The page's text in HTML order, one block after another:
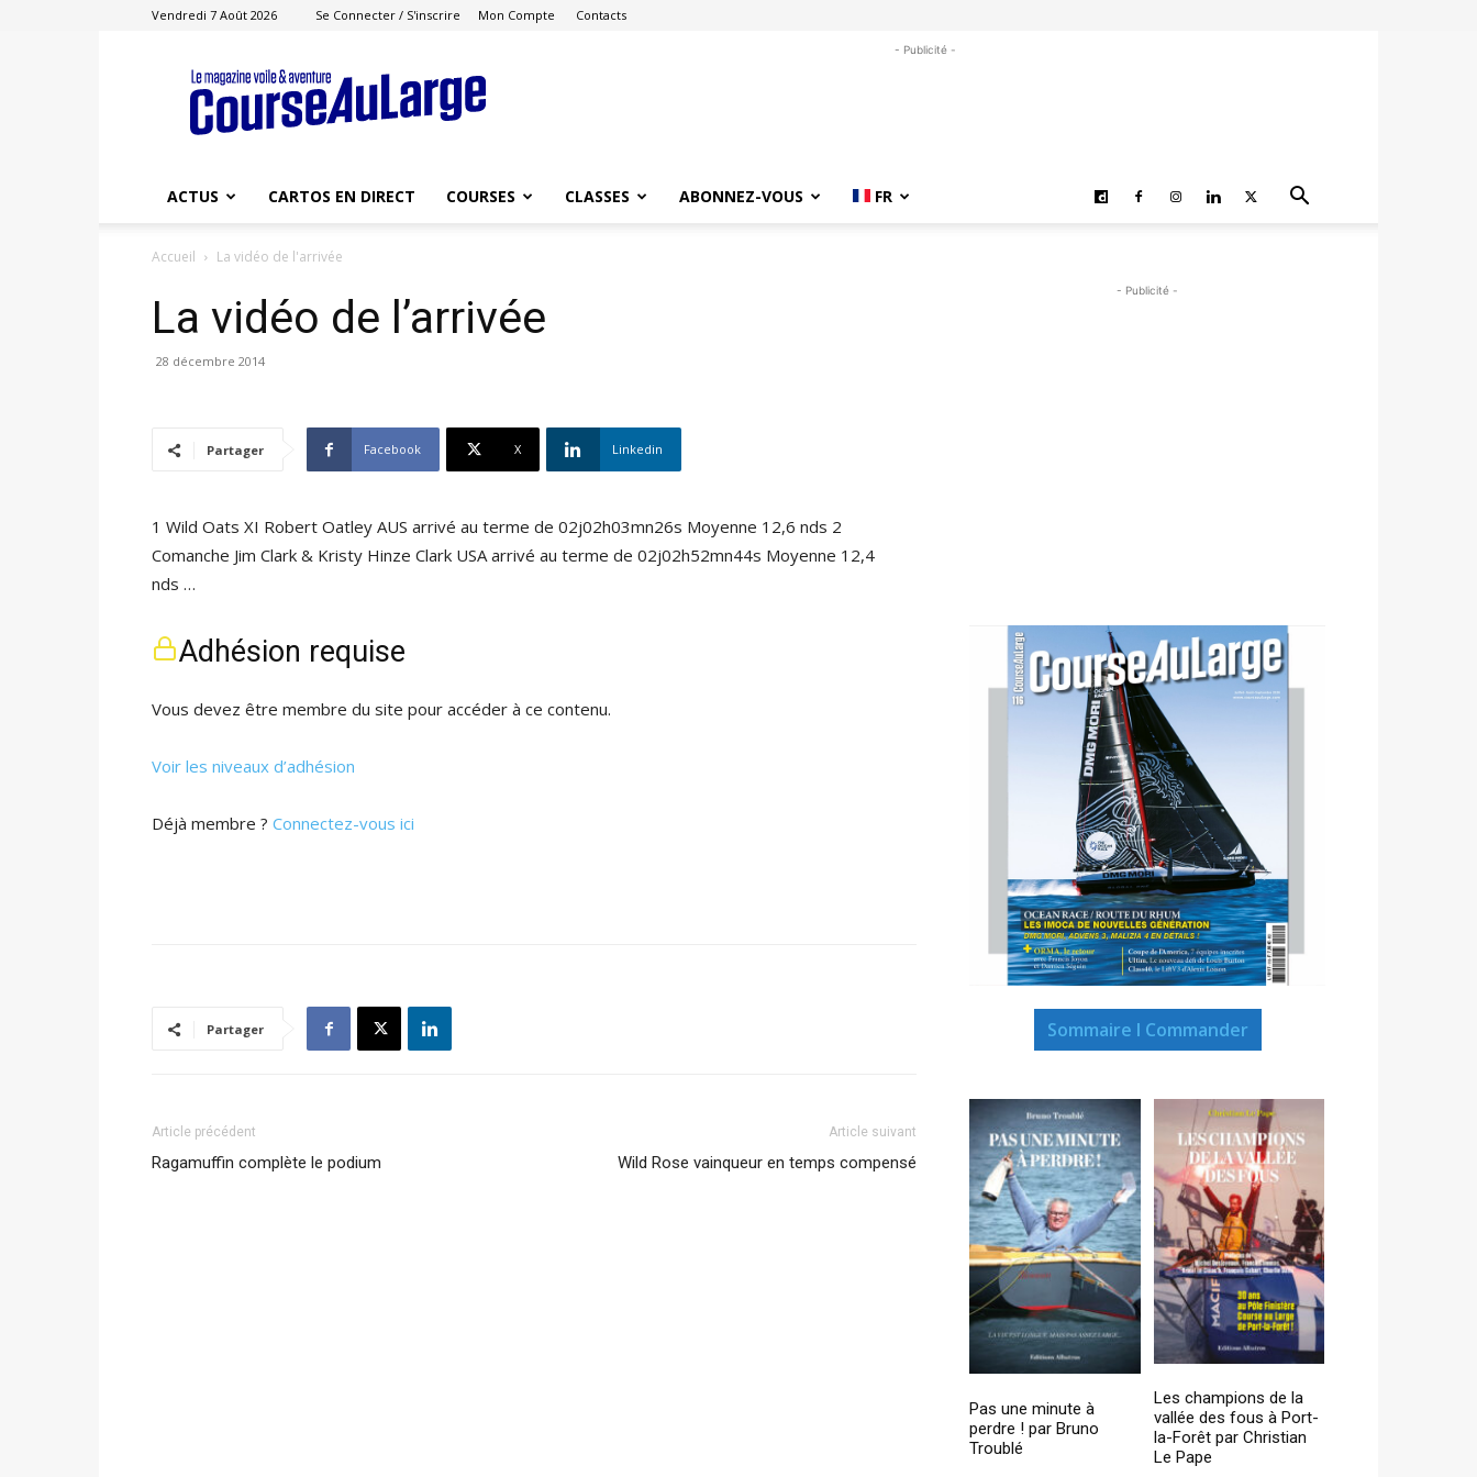
Vendredi 7 Août 2026 Se Connecter / S'inscrire Mon Compte Contacts
Course
au
Large
- Publicité -
ACTUS CARTOS EN DIRECT COURSES CLASSES ABONNEZ-VOUS FR
Accueil La vidéo de l'arrivée
La vidéo de l’arrivée
28 décembre 2014
Partager Facebook X Linkedin
1 Wild Oats XI Robert Oatley AUS arrivé au terme de 02j02h03mn26s Moyenne 12,6 nds 2
Comanche Jim Clark & Kristy Hinze Clark USA arrivé au terme de 02j02h52mn44s Moyenne 12,4
nds …
Adhésion requise
Vous devez être membre du site pour accéder à ce contenu.
Voir les niveaux d’adhésion
Déjà membre ? Connectez-vous ici
Partager
Article précédent
Ragamuffin complète le podium
Article suivant
Wild Rose vainqueur en temps compensé
- Publicité -
Sommaire I Commander
Pas une minute à
perdre ! par Bruno
Troublé
Les champions de la
vallée des fous à Port-
la-Forêt par Christian
Le Pape